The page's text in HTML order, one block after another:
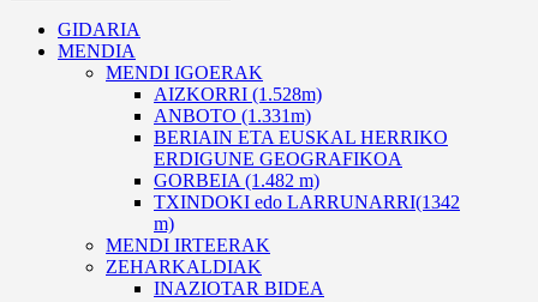
GIDARIA
MENDIA
MENDI IGOERAK
AIZKORRI (1.528m)
ANBOTO (1.331m)
BERIAIN ETA EUSKAL HERRIKO
ERDIGUNE GEOGRAFIKOA
GORBEIA (1.482 m)
TXINDOKI edo LARRUNARRI(1342
m)
MENDI IRTEERAK
ZEHARKALDIAK
INAZIOTAR BIDEA